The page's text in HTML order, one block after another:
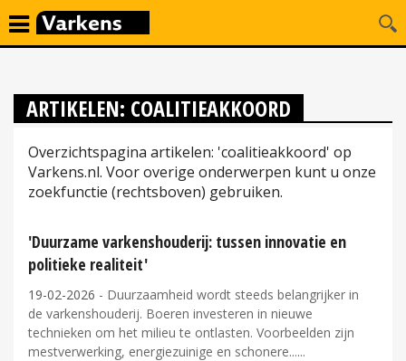
ARTIKELEN: COALITIEAKKOORD
Overzichtspagina artikelen: 'coalitieakkoord' op
Varkens.nl. Voor overige onderwerpen kunt u onze
zoekfunctie (rechtsboven) gebruiken.
'Duurzame varkenshouderij: tussen innovatie en
politieke realiteit'
19-02-2026 - Duurzaamheid wordt steeds belangrijker in
de varkenshouderij. Boeren investeren in nieuwe
technieken om het milieu te ontlasten. Voorbeelden zijn
mestverwerking, energiezuinige en schonere...